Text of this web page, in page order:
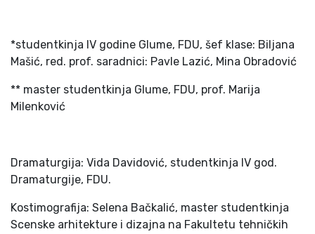
*studentkinja IV godine Glume, FDU, šef klase: Biljana
Mašić, red. prof. saradnici: Pavle Lazić, Mina Obradović
** master studentkinja Glume, FDU, prof. Marija
Milenković
Dramaturgija: Vida Davidović, studentkinja IV god.
Dramaturgije, FDU.
Kostimografija: Selena Bačkalić, master studentkinja
Scenske arhitekture i dizajna na Fakultetu tehničkih